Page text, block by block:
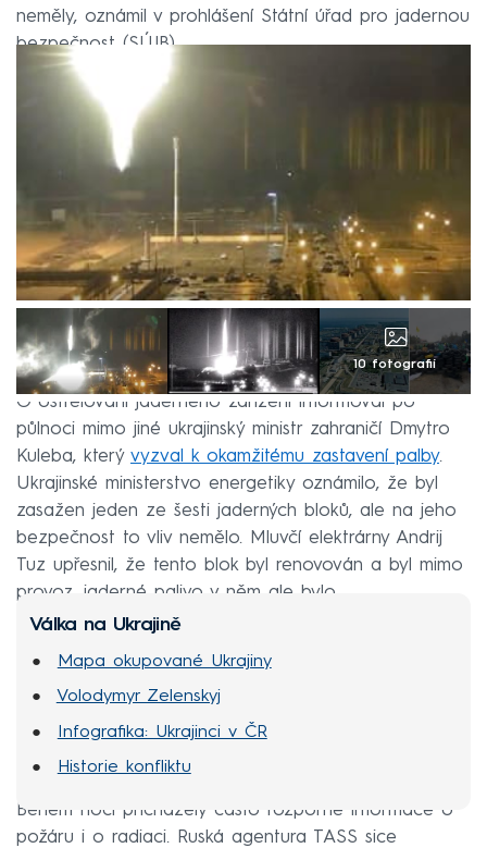
neměly, oznámil v prohlášení Státní úřad pro jadernou
bezpečnost (SÚJB).
10 fotografií
O ostřelování jaderného zařízení informoval po
půlnoci mimo jiné ukrajinský ministr zahraničí Dmytro
Kuleba, který vyzval k okamžitému zastavení palby.
Ukrajinské ministerstvo energetiky oznámilo, že byl
zasažen jeden ze šesti jaderných bloků, ale na jeho
bezpečnost to vliv nemělo. Mluvčí elektrárny Andrij
Tuz upřesnil, že tento blok byl renovován a byl mimo
provoz, jaderné palivo v něm ale bylo.
Válka na Ukrajině
Mapa okupované Ukrajiny
Volodymyr Zelenskyj
Infografika: Ukrajinci v ČR
Historie konfliktu
Během noci přicházely často rozporné informace o
požáru i o radiaci. Ruská agentura TASS sice